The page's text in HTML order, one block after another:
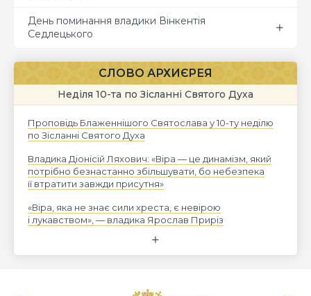
День поминання владики Вінкентія
Седлецького
СЛОВО АРХИЄРЕЯ
Неділя 10-та по Зісланні Святого Духа
Проповідь Блаженнішого Святослава у 10-ту неділю
по Зісланні Святого Духа
Владика Діонісій Ляхович: «Віра — це динамізм, який
потрібно безнастанно збільшувати, бо небезпека
її втратити завжди присутня»
«Віра, яка не знає сили хреста, є невірою
і лукавством», — владика Ярослав Приріз